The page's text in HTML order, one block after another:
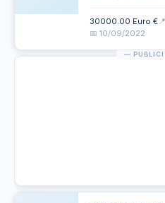
dentar,în clădire
tehnica dentara cu
30000.00 Euro €
📅 10/09/2022